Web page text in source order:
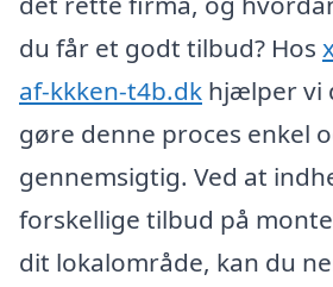
du får et godt tilbud? Hos
af-kkken-t4b.dk hjælper vi
gøre denne proces enkel
gennemsigtig. Ved at
forskellige tilbud på
dit lokalområde, kan du